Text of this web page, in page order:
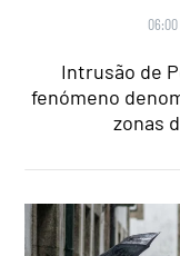
Intrusão de
fenómeno
zonas